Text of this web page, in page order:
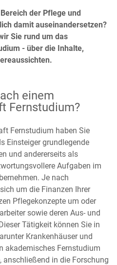
der Pflege und
damit auseinandersetzen?
Sie rund um das
- über die Inhalte,
einem
Fernstudium?
Fernstudium haben Sie
Einsteiger grundlegende
und andererseits als
Aufgaben im
Je nach
um die Finanzen Ihrer
Pflegekonzepte um oder
sowie deren Aus- und
Tätigkeit können Sie in
Krankenhäuser und
akademisches Fernstudium
anschließend in die Forschung